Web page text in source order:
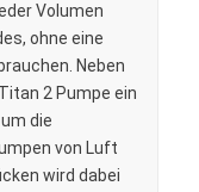
Volumen
ohne eine
Neben
2 Pumpe ein
die
von Luft
wird dabei